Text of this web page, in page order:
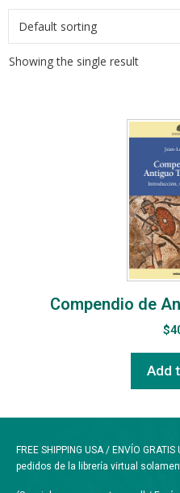
Showing the single result
Compendio de
$
Add
FREE SHIPPING USA / ENVÍO
pedidos de la librería virtual